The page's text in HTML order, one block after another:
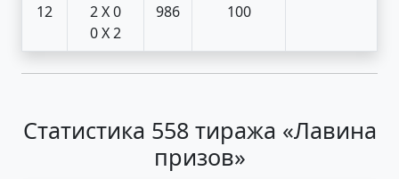
12
2 X 0
0 X 2
986 100
Статистика 558 тиража «Лавина
призов»